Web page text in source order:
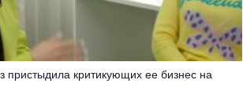
пристыдила критикующих ее бизнес на